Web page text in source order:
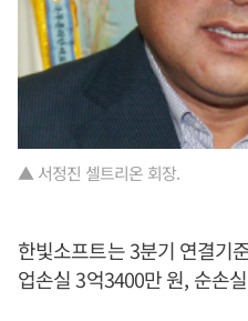
▲ 서정진 셀트리온 회장.
한빛소프트는 3분기 연결기
업손실 3억3400만 원, 순손